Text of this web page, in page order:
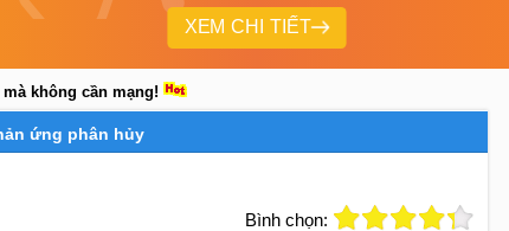
XEM CHI TIẾT
không cần mạng!
ứng phân hủy
Bình chọn: